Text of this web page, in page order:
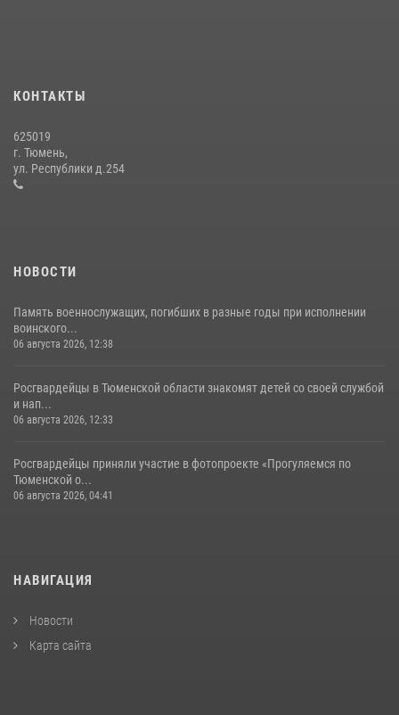
Сотрудники тюменского СОБР "Сова" отработали навыки
десантирования на Урале
16 июля 2026, 10:42
КОНТАКТЫ
625019
г. Тюмень,
ул. Республики д.254
НОВОСТИ
Память военнослужащих, погибших в разные годы при исполнении
воинского...
06 августа 2026, 12:38
Росгвардейцы в Тюменской области знакомят детей со своей службой
и нап...
06 августа 2026, 12:33
Росгвардейцы приняли участие в фотопроекте «Прогуляемся по
Тюменской о...
06 августа 2026, 04:41
НАВИГАЦИЯ
Новости
Карта сайта